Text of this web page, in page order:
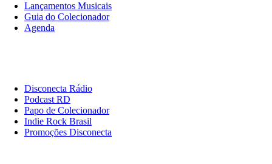
Lançamentos Musicais
Guia do Colecionador
Agenda
Disconecta Rádio
Podcast RD
Papo de Colecionador
Indie Rock Brasil
Promoções Disconecta